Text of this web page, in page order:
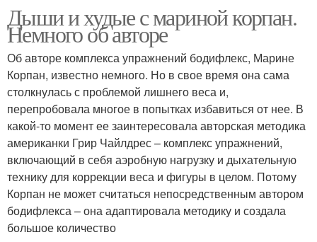
Дыши и худые с мариной корпан.
Немного об авторе
Об авторе комплекса упражнений бодифлекс, Марине
Корпан, известно немного. Но в свое время она сама
столкнулась с проблемой лишнего веса и,
перепробовала многое в попытках избавиться от нее. В
какой-то момент ее заинтересовала авторская методика
американки Грир Чайлдрес – комплекс упражнений,
включающий в себя аэробную нагрузку и дыхательную
технику для коррекции веса и фигуры в целом. Потому
Корпан не может считаться непосредственным автором
бодифлекса – она адаптировала методику и создала
большое количество